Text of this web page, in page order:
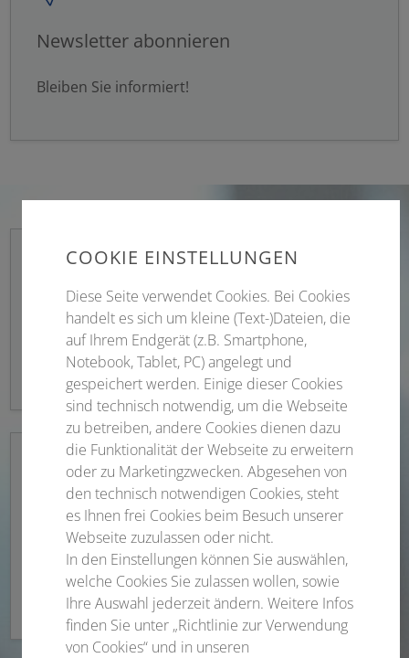
Newsletter abonnieren
Bleiben Sie informiert!
Wissenschaftliches Programm
Themen und mehr
Registrierung
Übersicht Registrierungsgebühren und
Anmeldung
COOKIE EINSTELLUNGEN
Diese Seite verwendet Cookies. Bei Cookies
handelt es sich um kleine (Text-)Dateien, die
auf Ihrem Endgerät (z.B. Smartphone,
Notebook, Tablet, PC) angelegt und
gespeichert werden. Einige dieser Cookies
sind technisch notwendig, um die Webseite
zu betreiben, andere Cookies dienen dazu
die Funktionalität der Webseite zu erweitern
oder zu Marketingzwecken. Abgesehen von
den technisch notwendigen Cookies, steht
es Ihnen frei Cookies beim Besuch unserer
Webseite zuzulassen oder nicht.
In den Einstellungen können Sie auswählen,
welche Cookies Sie zulassen wollen, sowie
Ihre Auswahl jederzeit ändern. Weitere Infos
finden Sie unter „Richtlinie zur Verwendung
von Cookies“ und in unseren